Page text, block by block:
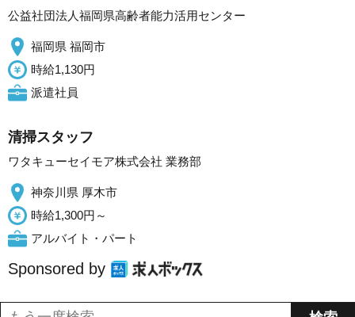
公益社団法人福岡県高齢者能力活用センター
福岡県 福岡市
時給1,130円
派遣社員
清掃スタッフ
ワタキューセイモア株式会社 業務部
神奈川県 厚木市
時給1,300円～
アルバイト・パート
Sponsored by